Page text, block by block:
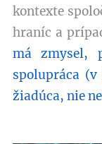
kontexte
hraníc a
má zmysel,
spolupráca
žiadúca, nie